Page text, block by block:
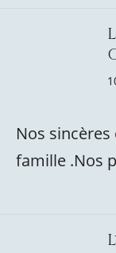
Nos
famille .Nos